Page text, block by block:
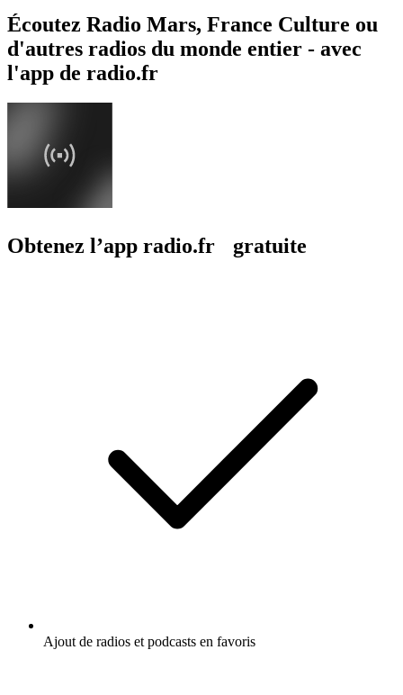
Écoutez Radio Mars, France Culture ou
d'autres radios du monde entier - avec
l'app de radio.fr
Obtenez l’app radio.fr gratuite
Ajout de radios et podcasts en favoris